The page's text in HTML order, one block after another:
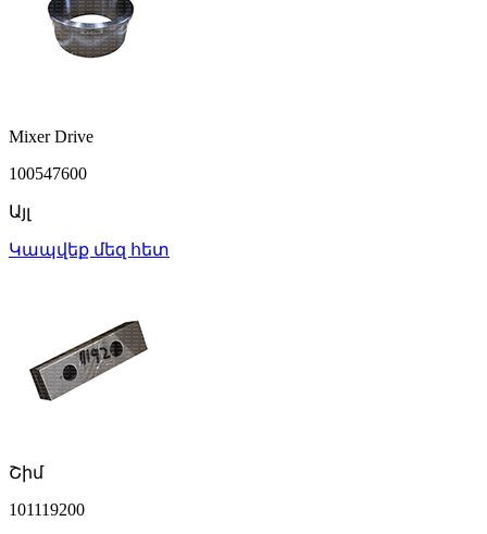
Mixer Drive
100547600
Այլ
Կապվեք մեզ հետ
Շիմ
101119200